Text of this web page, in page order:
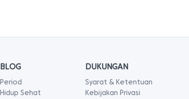
BLOG
Period
Hidup Sehat
DUKUNGAN
Syarat & Ketentuan
Kebijakan Privasi